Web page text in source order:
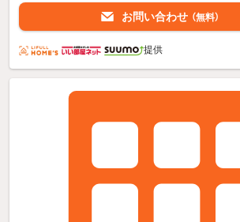
お問い合わせ （無料）
提供